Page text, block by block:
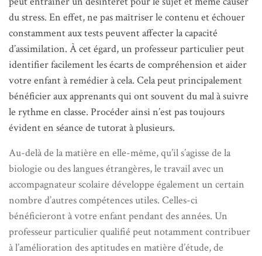
du stress. En effet, ne pas maîtriser le contenu et échouer
constamment aux tests peuvent affecter la capacité
d’assimilation. À cet égard, un professeur particulier peut
identifier facilement les écarts de compréhension et aider
votre enfant à remédier à cela. Cela peut principalement
bénéficier aux apprenants qui ont souvent du mal à suivre
le rythme en classe. Procéder ainsi n’est pas toujours
évident en séance de tutorat à plusieurs.
Au-delà de la matière en elle-même, qu’il s’agisse de la
biologie ou des langues étrangères, le travail avec un
accompagnateur scolaire développe également un certain
nombre d’autres compétences utiles. Celles-ci
bénéficieront à votre enfant pendant des années. Un
professeur particulier qualifié peut notamment contribuer
à l’amélioration des aptitudes en matière d’étude, de